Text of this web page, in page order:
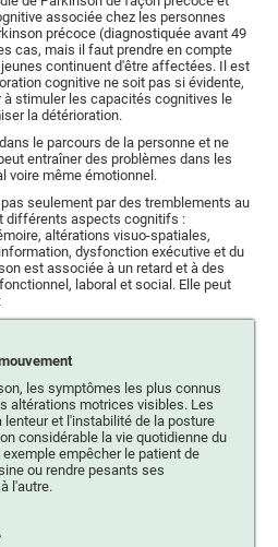
associée chez les personnes
précoce (diagnostiquée avant 49
cas, mais il faut prendre en compte
continuent d'être affectées. Il est
cognitive ne soit pas si évidente,
stimuler les capacités cognitives le
la détérioration.
le parcours de la personne et ne
entraîner des problèmes dans les
voire même émotionnel.
seulement par des tremblements au
différents aspects cognitifs :
altérations visuo-spatiales,
dysfonction exécutive et du
est associée à un retard et à des
laboral et social. Elle peut
les symptômes les plus connus
altérations motrices visibles. Les
et l'instabilité de la posture
considérable la vie quotidienne du
empêcher le patient de
ou rendre pesants ses
l'autre.